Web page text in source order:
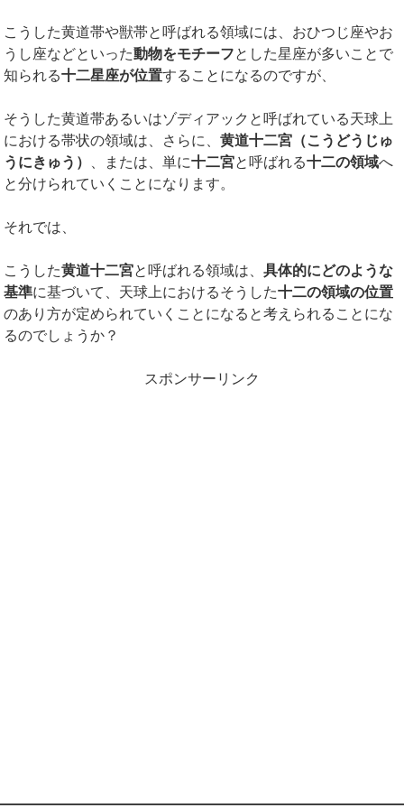
こうした黄道帯や獣帯と呼ばれる領域には、おひつじ座やお
うし座などといった動物をモチーフとした星座が多いことで
知られる十二星座が位置することになるのですが、
そうした黄道帯あるいはゾディアックと呼ばれている天球上
における帯状の領域は、さらに、黄道十二宮（こうどうじゅ
うにきゅう）
、または、単に十二宮と呼ばれる十二の領域へ
と分けられていくことになります。
それでは、
こうした黄道十二宮と呼ばれる領域は、具体的にどのような
基準に基づいて、天球上におけるそうした十二の領域の位置
のあり方が定められていくことになると考えられることにな
るのでしょうか？
スポンサーリンク